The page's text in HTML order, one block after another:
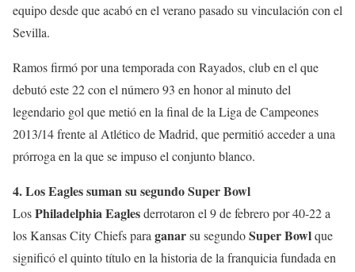
equipo desde que acabó en el verano pasado su vinculación con el
Sevilla.
Ramos firmó por una temporada con Rayados, club en el que
debutó este 22 con el número 93 en honor al minuto del
legendario gol que metió en la final de la Liga de Campeones
2013/14 frente al Atlético de Madrid, que permitió acceder a una
prórroga en la que se impuso el conjunto blanco.
4. Los Eagles suman su segundo Super Bowl
LosPhiladelphia Eaglesderrotaron el 9 de febrero por 40-22 a
los Kansas City Chiefs para ganarsu segundoSuper Bowlque
significó el quinto título en la historia de la franquicia fundada en